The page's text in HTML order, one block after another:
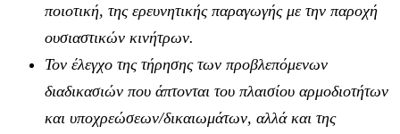
ποιοτική, της ερευνητικής παραγωγής με την παροχή
ουσιαστικών κινήτρων.
Τον έλεγχο της τήρησης των προβλεπόμενων
διαδικασιών που άπτονται του πλαισίου αρμοδιοτήτων
και υποχρεώσεων/δικαιωμάτων, αλλά και της